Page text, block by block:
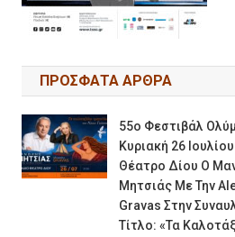
ΠΡΟΣΦΑΤΑ ΑΡΘΡΑ
55ο Φεστιβάλ
Κυριακή 26
Θέατρο Δίου Ο
Μητσιάς Με Την
Gravas Στην
Τίτλο: «τα